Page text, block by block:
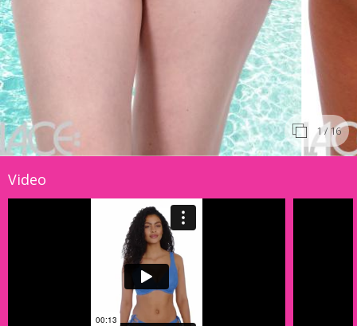
1/ 16
Video